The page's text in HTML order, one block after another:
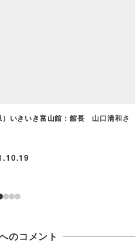
）いきいき富山館：館長 山口清和さ
のコメント